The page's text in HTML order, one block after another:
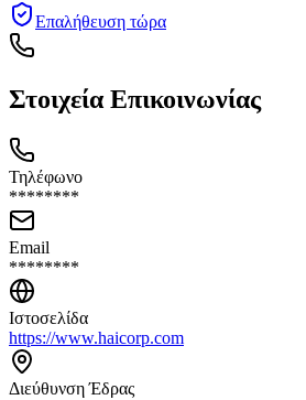
Επαλήθευση τώρα
Στοιχεία Επικοινωνίας
Τηλέφωνο
********
Email
********
Ιστοσελίδα
https://www.haicorp.com
Διεύθυνση Έδρας